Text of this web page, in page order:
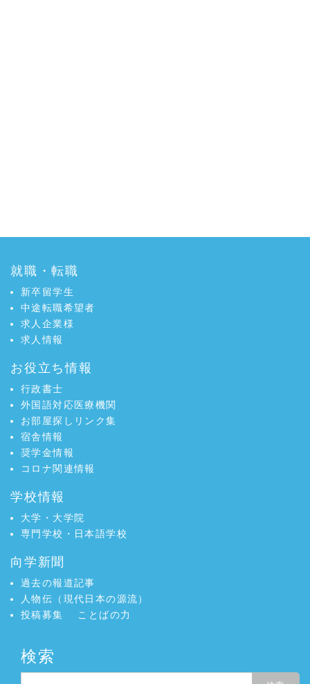
就職・転職
新卒留学生
中途転職希望者
求人企業様
求人情報
お役立ち情報
行政書士
外国語対応医療機関
お部屋探しリンク集
宿舎情報
奨学金情報
コロナ関連情報
学校情報
大学・大学院
専門学校・日本語学校
向学新聞
過去の報道記事
人物伝（現代日本の源流）
投稿募集
ことばの力
検索